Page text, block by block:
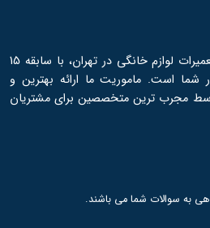
امداد آی.پی، نمایندگی مجاز تعمیرات لوازم خانگی در تهران، با سابقه 15
شما است. ماموریت ما ارائه بهترین و
مجرب ترین متخصصین برای مشتریان
به سوالات شما می باشند.